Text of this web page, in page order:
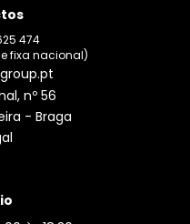
474
fixa nacional)
nº 56
- Braga